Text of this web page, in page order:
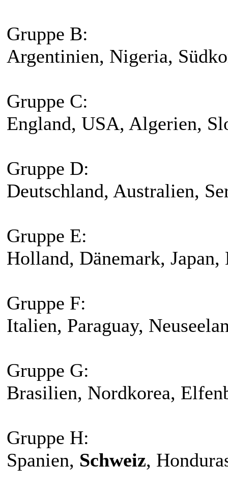
Gruppe B:
Argentinien, Nigeria,
Gruppe C:
England, USA, Algerien,
Gruppe D:
Deutschland, Australien,
Gruppe E:
Holland, Dänemark, Japan,
Gruppe F:
Italien, Paraguay,
Gruppe G:
Brasilien, Nordkorea,
Gruppe H:
Spanien, Schweiz,